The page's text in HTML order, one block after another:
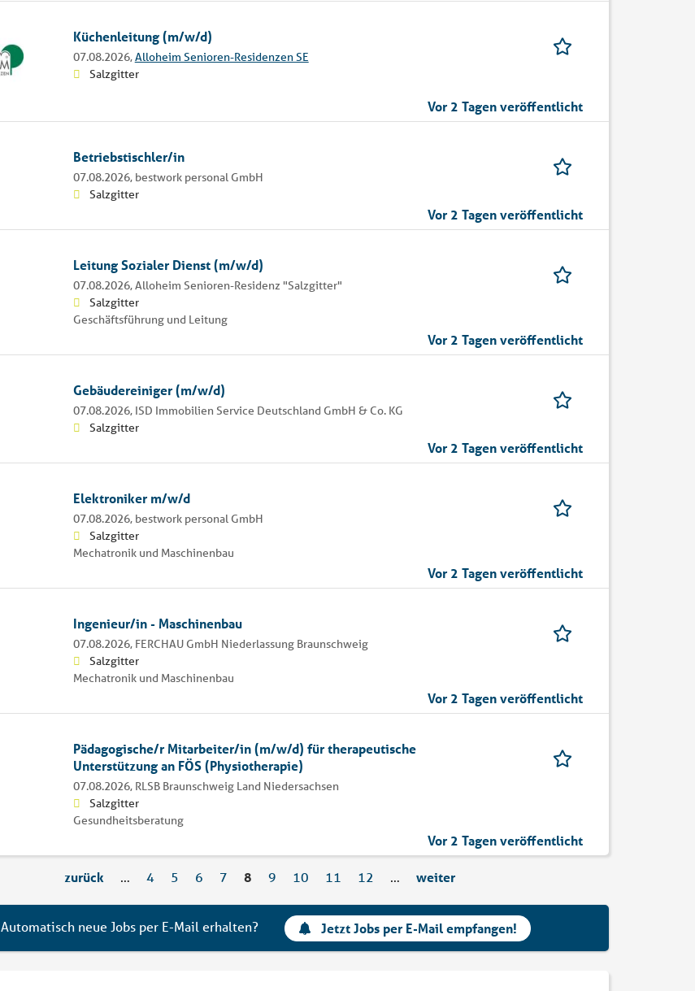
Küchenleitung (m/w/d)
07.08.2026,Alloheim Senioren-Residenzen SE
Salzgitter
Vor 2 Tagen veröffentlicht
Betriebstischler/in
07.08.2026, bestwork personal GmbH
Salzgitter
Vor 2 Tagen veröffentlicht
Leitung Sozialer Dienst (m/w/d)
07.08.2026,Alloheim Senioren-Residenz "Salzgitter"
Salzgitter
Geschäftsführung und Leitung
Vor 2 Tagen veröffentlicht
Gebäudereiniger (m/w/d)
07.08.2026, ISD Immobilien Service Deutschland GmbH & Co. KG
Salzgitter
Vor 2 Tagen veröffentlicht
Elektroniker m/w/d
07.08.2026, bestwork personal GmbH
Salzgitter
Mechatronik und Maschinenbau
Vor 2 Tagen veröffentlicht
Ingenieur/in - Maschinenbau
07.08.2026, FERCHAU GmbH Niederlassung Braunschweig
Salzgitter
Mechatronik und Maschinenbau
Vor 2 Tagen veröffentlicht
Pädagogische/r Mitarbeiter/in (m/w/d) für therapeutische
Unterstützung an FÖS (Physiotherapie)
07.08.2026, RLSB Braunschweig Land Niedersachsen
Salzgitter
Gesundheitsberatung
Vor 2 Tagen veröffentlicht
zurück … 4 5 6 7 8 9 10 11 12 … weiter
Automatisch neue Jobs per E-Mail erhalten? Jetzt Jobs per E-Mail empfangen!